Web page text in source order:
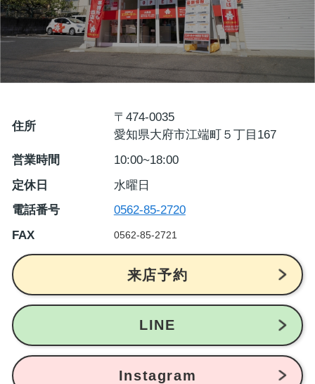
住所
〒474-0035
愛知県大府市江端町５丁目167
営業時間
10:00~18:00
定休日
水曜日
電話番号
0562-85-2720
FAX
0562-85-2721
来店予約
LINE
Instagram